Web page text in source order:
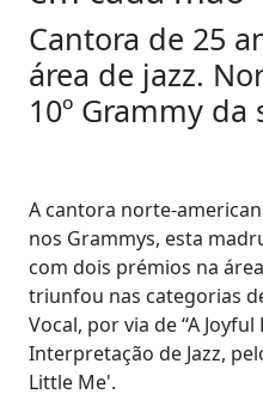
Cantora de 25
área de jazz.
10º Grammy da
A cantora norte-
nos Grammys, esta
com dois prémios na
triunfou nas categorias
Vocal, por via de “A
Interpretação de Jazz,
Little Me'.